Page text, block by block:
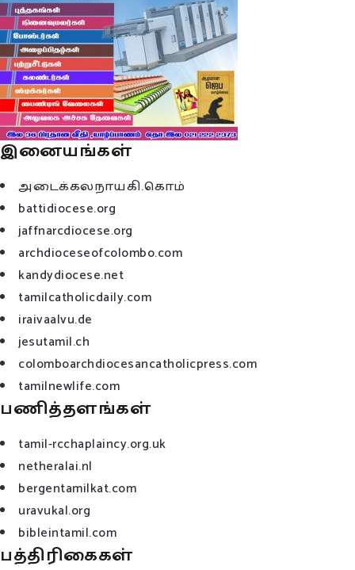
இனையங்கள்
அடைக்கலநாயகி.கொம்
battidiocese.org
jaffnarcdiocese.org
archdioceseofcolombo.com
kandydiocese.net
tamilcatholicdaily.com
iraivaalvu.de
jesutamil.ch
colomboarchdiocesancatholicpress.com
tamilnewlife.com
பணித்தளங்கள்
tamil-rcchaplaincy.org.uk
netheralai.nl
bergentamilkat.com
uravukal.org
bibleintamil.com
பத்திரிகைகள்